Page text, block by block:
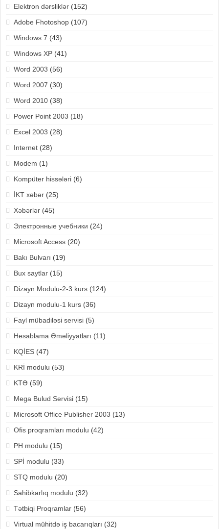
Elektron dərsliklər(152)
Adobe Fhotoshop(107)
Windows 7 (43)
Windows XP(41)
Word 2003 (56)
Word 2007 (30)
Word 2010(38)
Power Point 2003 (18)
Excel 2003 (28)
Internet(28)
Modem (1)
Kompüter hissələri(6)
İKT xəbər(25)
Xəbərlər(45)
Электронные учебники (24)
Microsoft Access(20)
Bakı Bulvarı (19)
Bux saytlar(15)
Dizayn Modulu-2-3 kurs(124)
Dizayn modulu-1 kurs(36)
Fayl mübadiləsi servisi(5)
Hesablama Əməliyyatları (11)
KQİES(47)
KRİ modulu (53)
KTƏ (59)
Mega Bulud Servisi(15)
Microsoft Office Publisher 2003 (13)
Ofis proqramları modulu (42)
PH modulu (15)
SPİ modulu (33)
STQ modulu (20)
Sahibkarlıq modulu (32)
Tətbiqi Proqramlar(56)
Virtual mühitdə iş bacarıqları (32)